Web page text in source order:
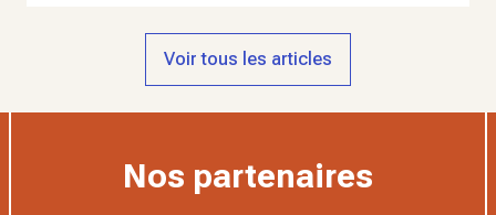
Voir tous les articles
Nos partenaires